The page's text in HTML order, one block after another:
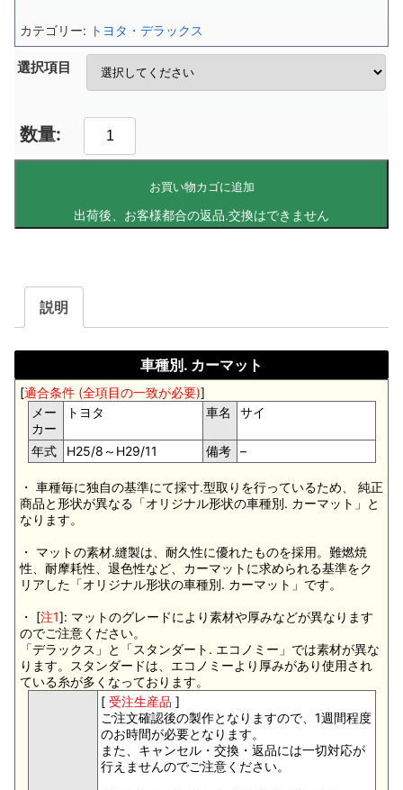
選択項目
お買い物カゴに追加
カテゴリー: トヨタ・デラックス
説明
車種別. カーマット
[適合条件 (全項目の一致が必要)]
メー
カー
トヨタ 車名 サイ
年式 H25/8～H29/11 備考 –
・ 車種毎に独自の基準にて採寸.型取りを行っているため、 純正
商品と形状が異なる「オリジナル形状の車種別. カーマット」と
なります。
・ マットの素材.縫製は、耐久性に優れたものを採用。難燃焼
性、耐摩耗性、退色性など、カーマットに求められる基準をク
リアした「オリジナル形状の車種別. カーマット」です。
・ [注1]: マットのグレードにより素材や厚みなどが異なります
のでご注意ください。
「デラックス」と「スタンダート. エコノミー」では素材が異な
ります。スタンダードは、エコノミーより厚みがあり使用され
ている糸が多くなっております。
[ 受注生産品 ]
ご注文確認後の製作となりますので、1週間程度
のお時間が必要となります。
また、キャンセル・交換・返品には一切対応が
行えませんのでご注意ください。